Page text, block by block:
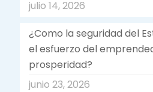
julio 14, 2026
¿Como la seguridad del
el esfuerzo del
prosperidad?
junio 23, 2026